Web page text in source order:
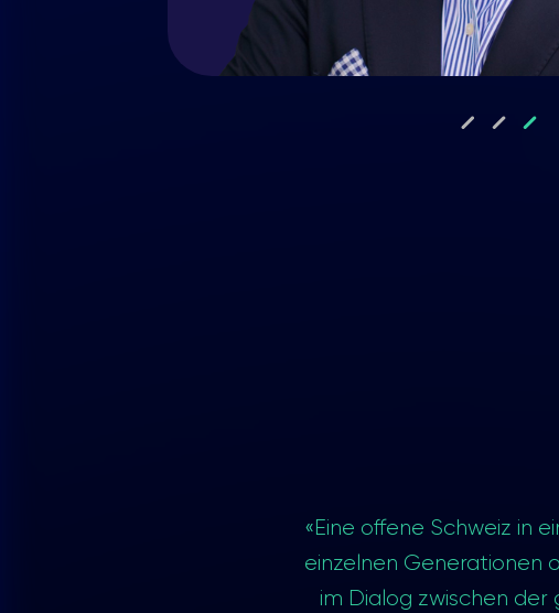
«Eine offene Schweiz in
einzelnen Generationen
im Dialog zwischen der